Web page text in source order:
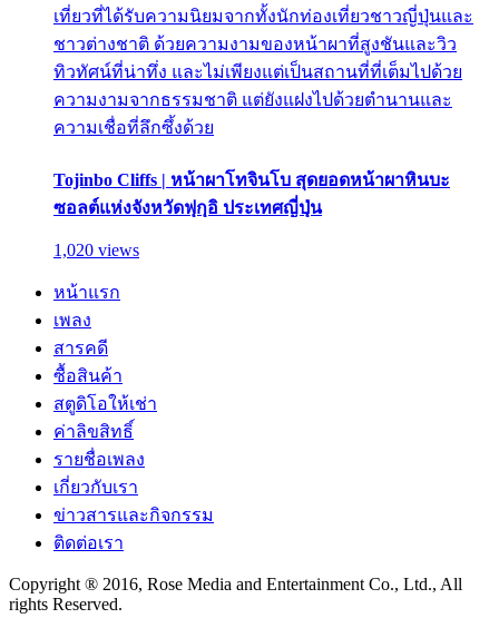
เที่ยวที่ได้รับความนิยมจากทั้งนักท่องเที่ยวชาวญี่ปุ่นและ
ชาวต่างชาติ ด้วยความงามของหน้าผาที่สูงชันและวิว
ทิวทัศน์ที่น่าทึ่ง และไม่เพียงแต่เป็นสถานที่ที่เต็มไปด้วย
ความงามจากธรรมชาติ แต่ยังแฝงไปด้วยตำนานและ
ความเชื่อที่ลึกซึ้งด้วย
Tojinbo Cliffs | หน้าผาโทจินโบ สุดยอดหน้าผาหินบะ
ซอลต์แห่งจังหวัดฟุกุอิ ประเทศญี่ปุ่น
1,020 views
หน้าแรก
เพลง
สารคดี
ซื้อสินค้า
สตูดิโอให้เช่า
ค่าลิขสิทธิ์
รายชื่อเพลง
เกี่ยวกับเรา
ข่าวสารและกิจกรรม
ติดต่อเรา
Copyright ® 2016, Rose Media and Entertainment Co., Ltd., All
rights Reserved.